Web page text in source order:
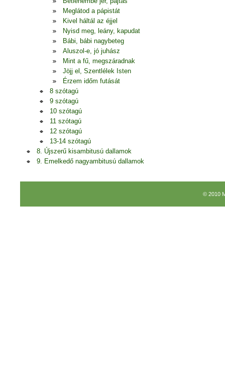
Meglátod a pápistát
Kivel háltál az éjjel
Nyisd meg, leány, kapudat
Bábi, bábi nagybeteg
Aluszol-e, jó juhász
Mint a fű, megszáradnak
Jöjj el, Szentlélek Isten
Érzem időm futását
8 szótagú
9 szótagú
10 szótagú
11 szótagú
12 szótagú
13-14 szótagú
8. Újszerű kisambitusú dallamok
9. Emelkedő nagyambitusú dallamok
© 2010